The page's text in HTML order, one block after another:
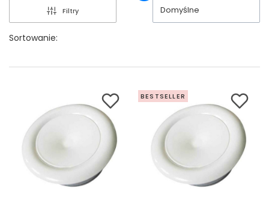
Filtry
Sortowanie:
Domyślne
BESTSELLER